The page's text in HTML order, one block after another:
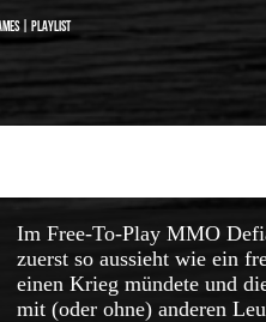
| Playlist
Im Free-To-Play MMO
zuerst so aussieht wie ein
einen Krieg mündete und
mit (oder ohne) anderen